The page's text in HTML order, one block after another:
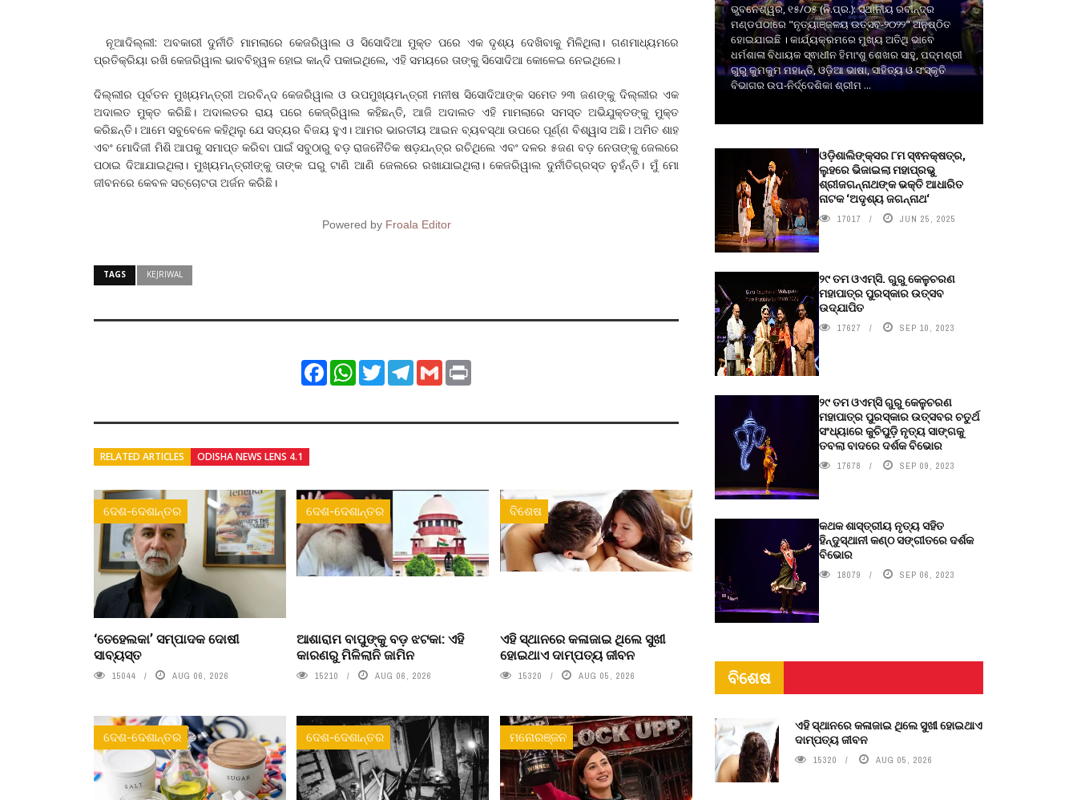
ନୂଆଦିଲ୍ଲୀ: ଅବକାରୀ ଦୁର୍ନୀତି ମାମଲାରେ କେଜରିୱାଲ ଓ ସିସୋଦିଆ ମୁକ୍ତ ପରେ ଏକ ଦୃଶ୍ୟ ଦେଖିବାକୁ ମିଳିଥିଲା। ଗଣମାଧ୍ୟମରେ
ପ୍ରତିକ୍ରିୟା ରଖି କେଜରିୱାଲ ଭାବବିହ୍ୱଳ ହୋଇ କାନ୍ଦି ପକାଇଥିଲେ, ଏହି ସମୟରେ ତାଙ୍କୁ ସିସୋଦିଆ କୋଳେଇ ନେଇଥିଲେ।
ଦିଲ୍ଲୀର ପୂର୍ବତନ ମୁଖ୍ୟମନ୍ତ୍ରୀ ଅରବିନ୍ଦ କେଜରିୱାଲ ଓ ଉପମୁଖ୍ୟମନ୍ତ୍ରୀ ମନୀଷ ସିସୋଦିଆଙ୍କ ସମେତ ୨୩ ଜଣଙ୍କୁ ଦିଲ୍ଲୀର ଏକ
ଅଦାଲତ ମୁକ୍ତ କରିଛି। ଅଦାଲତର ରାୟ ପରେ କେଜ୍ରିୱାଲ କହିଛନ୍ତି, ଆଜି ଅଦାଲତ ଏହି ମାମଲାରେ ସମସ୍ତ ଅଭିଯୁକ୍ତଙ୍କୁ ମୁକ୍ତ
କରିଛନ୍ତି। ଆମେ ସବୁବେଳେ କହିଥିଲୁ ଯେ ସତ୍ୟର ବିଜୟ ହୁଏ। ଆମର ଭାରତୀୟ ଆଇନ ବ୍ୟବସ୍ଥା ଉପରେ ପୂର୍ଣ୍ଣ ବିଶ୍ୱାସ ଅଛି। ଅମିତ ଶାହ
ଏବଂ ମୋଦିଜୀ ମିଶି ଆପକୁ ସମାପ୍ତ କରିବା ପାଇଁ ସବୁଠାରୁ ବଡ଼ ରାଜନୈତିକ ଷଡ଼ଯନ୍ତ୍ର ରଚିଥିଲେ ଏବଂ ଦଳର ୫ଜଣ ବଡ଼ ନେତାଙ୍କୁ ଜେଲରେ
ପଠାଇ ଦିଆଯାଇଥିଲା। ମୁଖ୍ୟମନ୍ତ୍ରୀଙ୍କୁ ତାଙ୍କ ଘରୁ ଟାଣି ଆଣି ଜେଲରେ ରଖାଯାଇଥିଲା। କେଜରିୱାଲ ଦୁର୍ନୀତିଗ୍ରସ୍ତ ନୁହଁନ୍ତି। ମୁଁ ମୋ
ଜୀବନରେ କେବଳ ସଚ୍ଚୋଟତା ଅର୍ଜନ କରିଛି।
Powered by Froala Editor
TAGS KEJRIWAL
FacebookWhatsApp
TwitterTelegram
Gmail
RELATED ARTICLES ODISHA NEWS LENS 4.1
ଦେଶ-ଦେଶାନ୍ତର
‘ତେହେଲକା’ ସମ୍ପାଦକ ଦୋଷୀ
ସାବ୍ୟସ୍ତ
15044 AUG 06, 2026
ଦେଶ-ଦେଶାନ୍ତର
ଆଶାରାମ ବାପୁଙ୍କୁ ବଡ଼ ଝଟକା: ଏହି
କାରଣରୁ ମିଳିଲାନି ଜାମିନ
15210 AUG 06, 2026
ବିଶେଷ
ଏହି ସ୍ଥାନରେ କଳାଜାଇ ଥିଲେ ସୁଖୀ
ହୋଇଥାଏ ଦାମ୍ପତ୍ୟ ଜୀବନ
15320 AUG 05, 2026
ଦେଶ-ଦେଶାନ୍ତର ଦେଶ-ଦେଶାନ୍ତର ମନୋରଞ୍ଜନ
ଭୁବନେଶ୍ୱର, ୧୫/୦୫ (ନି.ପ୍ର.): ସ୍ଥାନୀୟ ରବୀନ୍ଦ୍ର
ମଣ୍ଡପଠାରେ "ନୃତ୍ୟାଞ୍ଜଳୟ ଉତ୍ସବ-୨୦୨୨" ଅନୁଷ୍ଠିତ
ହୋଇଯାଇଛି । କାର୍ଯ୍ୟକ୍ରମରେ ମୁଖ୍ୟ ଅତିଥି ଭାବେ
ଧର୍ମଶାଳା ବିଧାୟକ ସ୍ଵାଧୀନ ହିମାଂଶୁ ଶେଖର ସାହୁ, ପଦ୍ମଶ୍ରୀ
ଗୁରୁ କୁମକୁମ ମହାନ୍ତି, ଓଡ଼ିଆ ଭାଷା, ସାହିତ୍ୟ ଓ ସଂସ୍କୃତି
ବିଭାଗର ଉପ-ନିର୍ଦ୍ଦେଶିକା ଶ୍ରୀମ ...
ଓଡ଼ିଶାଲିଙ୍କ୍ସର ୮ମ ସ୍ଵନକ୍ଷତ୍ର,
ଲୁହରେ ଭିଜାଇଲା ମହାପ୍ରଭୁ
ଶ୍ରୀଜଗନ୍ନାଥଙ୍କ ଭକ୍ତି ଆଧାରିତ
ନାଟକ ‘ଅଦୃଶ୍ୟ ଜଗନ୍ନାଥ‘
17017 JUN 25, 2025
୨୯ ତମ ଓଏମ୍‌ସି. ଗୁରୁ କେଳୁଚରଣ
ମହାପାତ୍ର ପୁରସ୍କାର ଉତ୍ସବ
ଉଦ୍‍ଯାପିତ
17627 SEP 10, 2023
୨୯ ତମ ଓଏମ୍‌ସି ଗୁରୁ କେଳୁଚରଣ
ମହାପାତ୍ର ପୁରସ୍କାର ଉତ୍ସବର ଚତୁର୍ଥ
ସଂଧ୍ୟାରେ କୁଚିପୁଡ଼ି ନୃତ୍ୟ ସାଙ୍ଗକୁ
ତବଲା ବାଦରେ ଦର୍ଶକ ବିଭୋର
17678 SEP 09, 2023
କଥକ ଶାସ୍ତ୍ରୀୟ ନୃତ୍ୟ ସହିତ
ହିନ୍ଦୁସ୍ଥାନୀ କଣ୍ଠ ସଙ୍ଗୀତରେ ଦର୍ଶକ
ବିଭୋର
18079 SEP 06, 2023
ବିଶେଷ
ଏହି ସ୍ଥାନରେ କଳାଜାଇ ଥିଲେ ସୁଖୀ ହୋଇଥାଏ
ଦାମ୍ପତ୍ୟ ଜୀବନ
15320 AUG 05, 2026